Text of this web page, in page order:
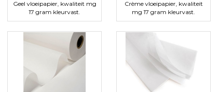
Geel vloeipapier, kwaliteit mg
17 gram kleurvast.
Crème vloeipapier, kwaliteit
mg 17 gram kleurvast.